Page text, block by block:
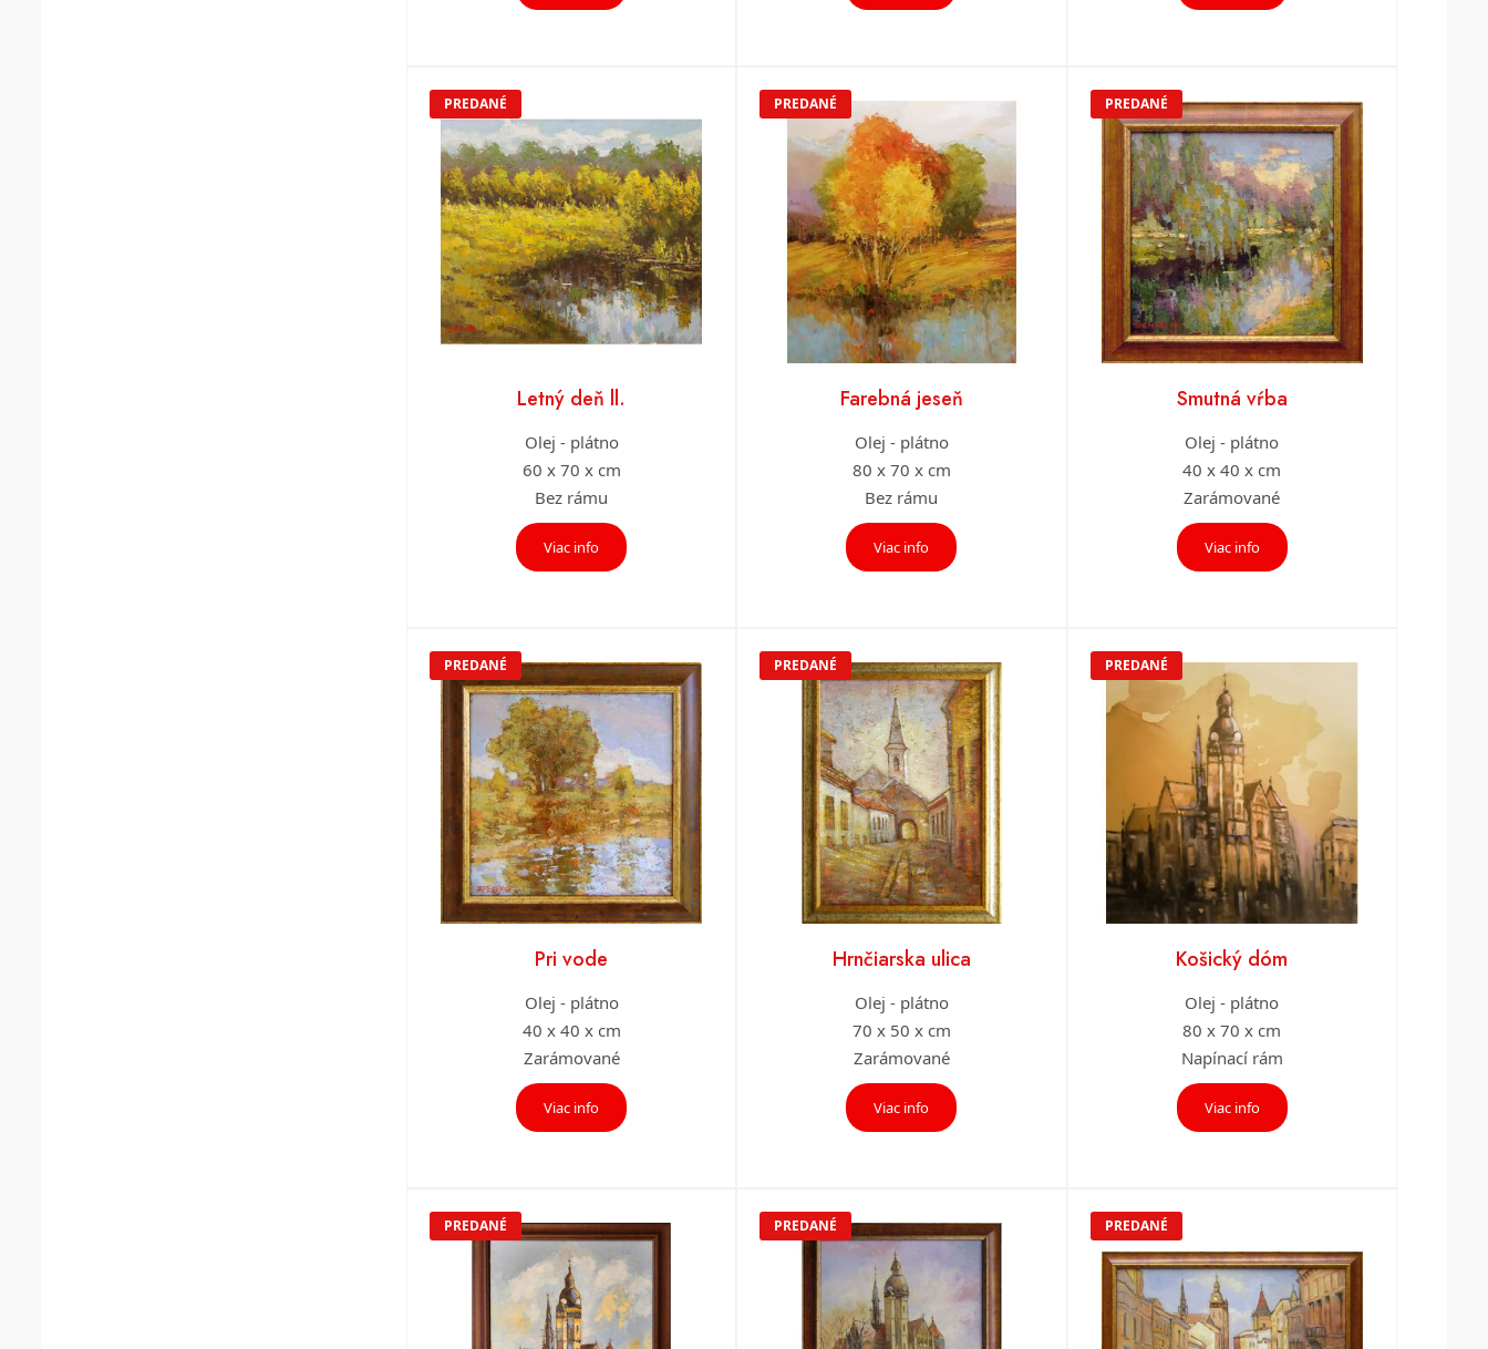
PREDANÉ
Letný deň ll.
Olej - plátno
60 x 70 x cm
Bez rámu
Viac info
PREDANÉ
Farebná jeseň
Olej - plátno
80 x 70 x cm
Bez rámu
Viac info
PREDANÉ
Smutná vŕba
Olej - plátno
40 x 40 x cm
Zarámované
Viac info
PREDANÉ
Pri vode
Olej - plátno
40 x 40 x cm
Zarámované
Viac info
PREDANÉ
Hrnčiarska ulica
Olej - plátno
70 x 50 x cm
Zarámované
Viac info
PREDANÉ
Košický dóm
Olej - plátno
80 x 70 x cm
Napínací rám
Viac info
PREDANÉ PREDANÉ PREDANÉ